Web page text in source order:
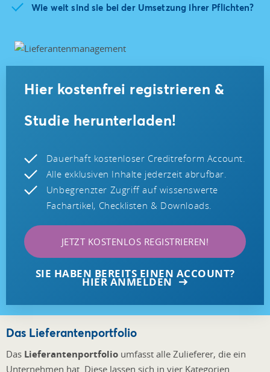
Wie weit sind sie bei der Umsetzung ihrer Pflichten?
Hier kostenfrei registrieren &
Studie herunterladen!
Dauerhaft kostenloser Creditreform Account.
Alle exklusiven Inhalte jederzeit abrufbar.
Unbegrenzter Zugriff auf wissenswerte
Fachartikel, Checklisten & Downloads.
JETZT KOSTENLOS REGISTRIEREN!
SIE HABEN BEREITS EINEN ACCOUNT?
HIER ANMELDEN
Das Lieferantenportfolio
Das Lieferantenportfolio umfasst alle Zulieferer, die ein
Unternehmen hat. Diese lassen sich in vier Kategorien